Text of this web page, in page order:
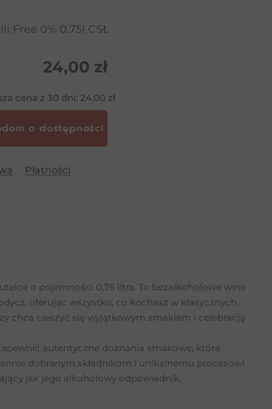
Free 0% 0.75l CSŁ
24,00 zł
cena z 30 dni: 24,00 zł
Płatności
o pojemności 0,75 litra. To bezalkoholowe wino
oferując wszystko, co kochasz w klasycznych
chcą cieszyć się wyjątkowym smakiem i celebracją
autentyczne doznania smakowe, które
dobranym składnikom i unikalnemu procesowi
jak jego alkoholowy odpowiednik.